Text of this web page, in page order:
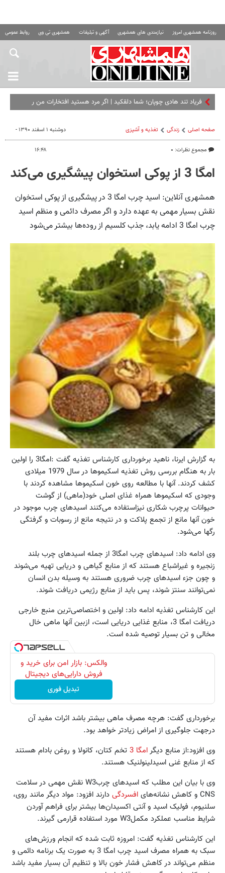
روزنامه همشهری امروز نیازمندی های همشهری آگهی و تبلیغات همشهری تی وی روابط عمومی
فریاد تند هادی چوپان؛‌ شما دلقکید | اگر مرد هستید افتخارات من را
صفحه اصلی زندگی تغذیه و آشپزی
مجموع نظرات: ۰
دوشنبه ۱ اسفند ۱۳۹۰ -
۱۶:۴۸
امگا 3 از پوکی استخوان پیشگیری می‌کند
همشهری آنلاین: اسید چرب امگا 3 در پیشگیری از پوکی استخوان
نقش بسیار مهمی به عهده دارد و اگر مصرف دائمی و منظم اسید
چرب امگا 3 ادامه یابد، جذب کلسیم از روده‌ها بیشتر می‌شود
به گزارش ایرنا، ناهید برخورداری کارشناس تغذیه گفت :امگا3 را اولین
بار به هنگام بررسی روش تغذیه اسکیموها در سال 1979 میلادی
کشف کردند. آنها با مطالعه روی خون اسکیموها مشاهده کردند با
وجودی که اسکیموها همراه غذای اصلی خود(ماهی) از گوشت
حیوانات پرچرب شکاری نیزاستفاده می‌کنند اسیدهای چرب موجود در
خون آنها مانع از تجمع پلاکت و در نتیجه مانع از رسوبات و گرفتگی
رگها می‌شود.
وی ادامه داد: اسیدهای چرب امگا3 از جمله اسیدهای چرب بلند
زنجیره و غیراشباع هستند که از منابع گیاهی و دریایی تهیه می‌شوند
و چون جزء اسیدهای چرب ضروری هستند به وسیله بدن انسان
نمی‌توانند سنتز شوند، پس باید از منابع رژیمی دریافت شوند.
این کارشناس تغذیه ادامه داد: اولین و اختصاصی‌ترین منبع خارجی
دریافت امگا 3، منابع غذایی دریایی است، ازبین آنها ماهی خال
مخالی و تن بسیار توصیه شده است.
والکس: بازار امن برای خرید و
فروش دارایی‌های دیجیتال
تبدیل فوری
برخورداری گفت: هرچه مصرف ماهی بیشتر باشد اثرات مفید آن
درجهت جلوگیری از امراض زیادتر خواهد بود.
وی افزود:از منابع دیگرامگا 3
تخم کتان، کانولا و روغن بادام هستند
که از منابع غنی اسیدلینولنیک هستند.
وی با بیان این مطلب که اسیدهای چربW3 نقش مهمی در سلامت
CNS و کاهش نشانه‌های
افسردگی دارند افزود: مواد دیگر مانند روی،
سلنیوم، فولیک اسید و آنتی اکسیدان‌ها بیشتر برای فراهم آوردن
شرایط مناسب عملکرد مکملW3 مورد استفاده قرارمی گیرند.
این کارشناس تغذیه گفت: امروزه ثابت شده که انجام ورزش‌های
سبک به همراه مصرف اسید چرب امگا 3 به صورت یک برنامه دائمی و
منظم می‌تواند در کاهش فشار خون بالا و تنظیم آن بسیار مفید باشد